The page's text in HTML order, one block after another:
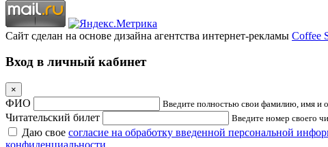
Сайт сделан на основе дизайна агентства интернет-рекламы Coffee
Вход в личный кабинет
×
ФИО Введите полностью свои фамилию, имя и
Читательский билет Введите номер своего
Даю свое согласие на обработку введенной персональной